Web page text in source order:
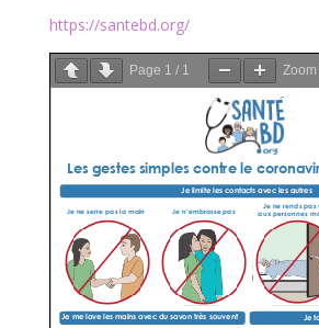
https://santebd.org/
Page 1 / 1 Zoom